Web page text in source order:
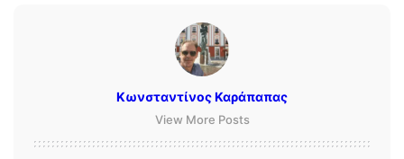
Κωνσταντίνος Καράπαπας
View More Posts